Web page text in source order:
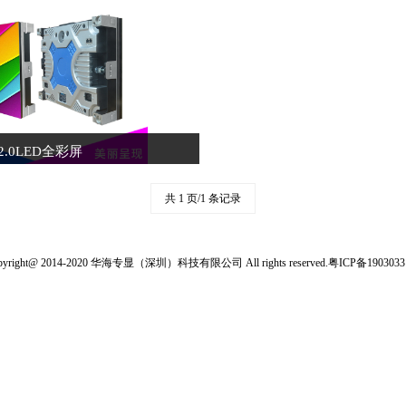
全彩屏
共 1 页/1 条记录
2014-2020 华海专显（深圳）科技有限公司 All rights reserved.粤ICP备